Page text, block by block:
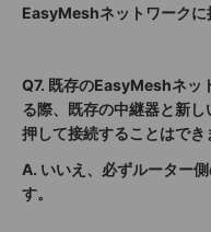
EasyMeshネットワークに
Q7. 既存のEasyMeshネッ
る際、既存の中継器と新
押して接続することはでき
A. いいえ、必ずルーター
す。